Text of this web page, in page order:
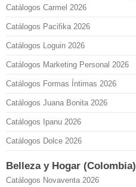
Catálogos Carmel 2026
Catálogos Pacifika 2026
Catálogos Loguin 2026
Catálogos Marketing Personal 2026
Catálogos Formas Íntimas 2026
Catálogos Juana Bonita 2026
Catálogos Ipanu 2026
Catálogos Dolce 2026
Belleza y Hogar (Colombia)
Catálogos Novaventa 2026